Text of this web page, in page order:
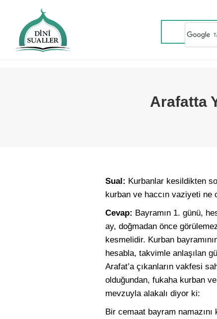
Arafatta
Sual: Kurbanlar kesildikten
kurban ve haccın vaziyeti ne
Cevap: Bayramın 1. günü,
ay, doğmadan önce
kesmelidir. Kurban
hesabla, takvimle anlaşılan
Arafat’a çıkanların vakfesi
olduğundan, fukaha kurban
mevzuyla alakalı diyor ki:
Bir cemaat bayram namazını